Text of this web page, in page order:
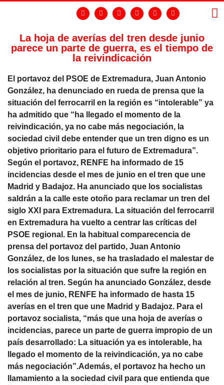
La hoja de averías del tren desde junio
parece un parte de guerra, es el tiempo de
la reivindicación
El portavoz del PSOE de Extremadura, Juan Antonio
González, ha denunciado en rueda de prensa que la
situación del ferrocarril en la región es “intolerable” ya
ha admitido que “ha llegado el momento de la
reivindicación, ya no cabe más negociación, la
sociedad civil debe entender que un tren digno es un
objetivo prioritario para el futuro de Extremadura”.
Según el portavoz, RENFE ha informado de 15
incidencias desde el mes de junio en el tren que une
Madrid y Badajoz. Ha anunciado que los socialistas
saldrán a la calle este otoño para reclamar un tren del
siglo XXI para Extremadura. La situación del ferrocarril
en Extremadura ha vuelto a centrar las críticas del
PSOE regional. En la habitual comparecencia de
prensa del portavoz del partido, Juan Antonio
González, de los lunes, se ha trasladado el malestar de
los socialistas por la situación que sufre la región en
relación al tren. Según ha anunciado González, desde
el mes de junio, RENFE ha informado de hasta 15
averías en el tren que une Madrid y Badajoz. Para el
portavoz socialista, “más que una hoja de averías o
incidencias, parece un parte de guerra impropio de un
país desarrollado: La situación ya es intolerable, ha
llegado el momento de la reivindicación, ya no cabe
más negociación”.Además, el portavoz ha hecho un
llamamiento a la sociedad civil para que entienda que